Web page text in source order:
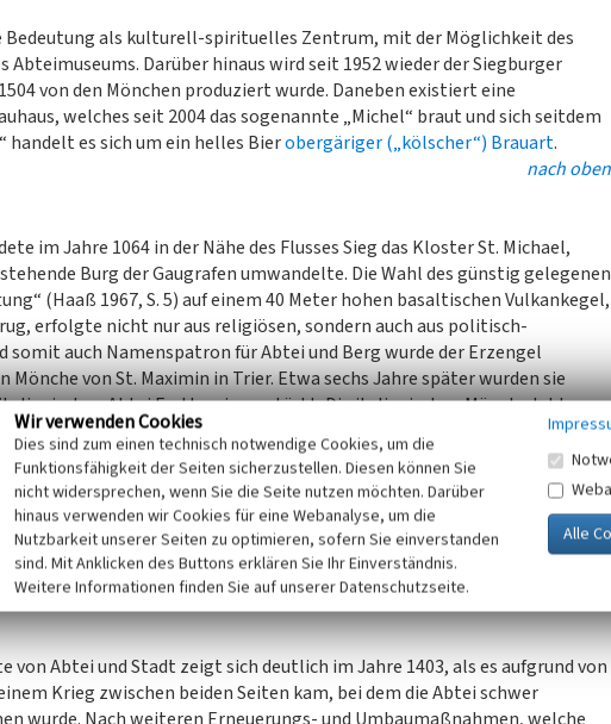
als kulturell-spirituelles Zentrum, mit der Möglichkeit des
Abteimuseums. Darüber hinaus wird seit 1952 wieder der Siegburger
von den Mönchen produziert wurde. Daneben existiert eine
welches seit 2004 das sogenannte „Michel“ braut und sich seitdem
es sich um ein helles Bierobergäriger („kölscher“) Brauart.
nach oben
im Jahre 1064 in der Nähe des Flusses Sieg das Kloster St. Michael,
Burg der Gaugrafen umwandelte. Die Wahl des günstig gelegenen
(Haaß 1967, S. 5) auf einem 40 Meter hohen basaltischen Vulkankegel,
erfolgte nicht nur aus religiösen, sondern auch aus politisch-
somit auch Namenspatron für Abtei und Berg wurde der Erzengel
von St. Maximin in Trier. Etwa sechs Jahre später wurden sie
Abtei Fruttuaria verstärkt. Die italienischen Mönche lebten
ausgehend von dem burgundischen Kloster Cluny, was
der Benediktinerregeln in Zeiten des moralischen Niedergangs
In Siegburg wurde diese Reformbewegung durch eigene
Die daraus entstandene, sogenannte „Siegburger Reform“ erlangte
starb im Jahre 1075, seine Heiligsprechung erfolgte 1183. Die
sich noch heute in einem Schrein in der Abteikirche. Die Entstehung dieses
aus dieser Zeit (vgl. auchGeschichte der Gründung und Entwicklung bis
von Abtei und Stadt zeigt sich deutlich im Jahre 1403, als es aufgrund von
Krieg zwischen beiden Seiten kam, bei dem die Abtei schwer
Wir verwenden Cookies
Dies sind zum einen technisch notwendige Cookies, um die
Funktionsfähigkeit der Seiten sicherzustellen. Diesen können Sie
nicht widersprechen, wenn Sie die Seite nutzen möchten. Darüber
hinaus verwenden wir Cookies für eine Webanalyse, um die
Nutzbarkeit unserer Seiten zu optimieren, sofern Sie einverstanden
sind. Mit Anklicken des Buttons erklären Sie Ihr Einverständnis.
Weitere Informationen finden Sie auf unserer Datenschutzseite.